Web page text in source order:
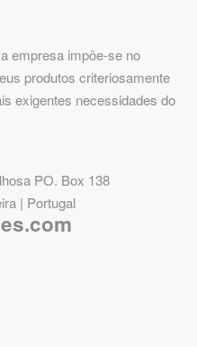
empresa impõe-se no
produtos criteriosamente
exigentes necessidades do
PO. Box 138
| Portugal